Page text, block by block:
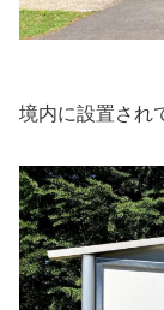
境内に設置され